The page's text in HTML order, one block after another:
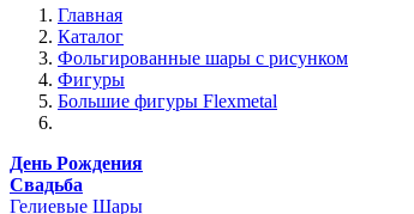
Главная
Каталог
Фольгированные шары с рисунком
Фигуры
Большие фигуры Flexmetal
День Рождения
Свадьба
Гелиевые Шары